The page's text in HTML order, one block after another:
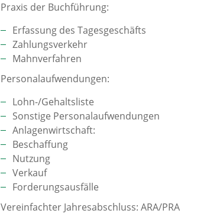
Praxis der Buchführung:
Erfassung des Tagesgeschäfts
Zahlungsverkehr
Mahnverfahren
Personalaufwendungen:
Lohn-/Gehaltsliste
Sonstige Personalaufwendungen
Anlagenwirtschaft:
Beschaffung
Nutzung
Verkauf
Forderungsausfälle
Vereinfachter Jahresabschluss: ARA/PRA